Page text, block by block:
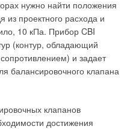
нужно найти положения
из проектного расхода и
10 кПа. Прибор CBI
(контур, обладающий
и задает
балансировочного клапана
клапанов
достижения